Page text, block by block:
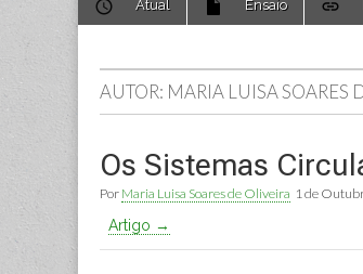
menu
Atual Ensaio
AUTOR: MARIA LUISA SOARES
Os Sistemas
Por Maria Luisa Soares de Oliveira 1 de
Artigo →